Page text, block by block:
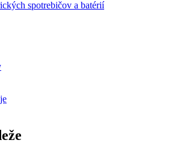
spotrebičov a batérií